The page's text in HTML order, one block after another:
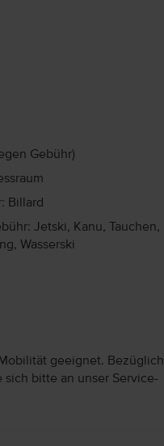
Gebühr)
Billard
Jetski, Kanu, Tauchen,
Wasserski
geeignet. Bezüglich
bitte an unser Service-